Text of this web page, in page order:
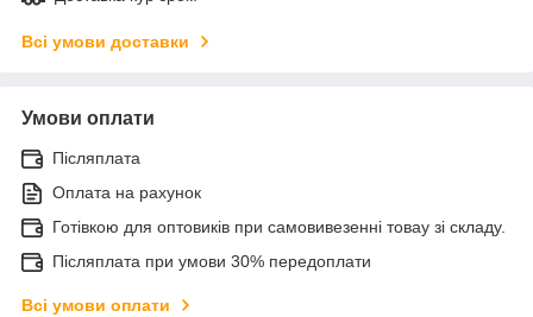
Всі умови доставки
Умови оплати
Післяплата
Оплата на рахунок
Готівкою для оптовиків при самовивезенні товау зі складу.
Післяплата при умови 30% передоплати
Всі умови оплати